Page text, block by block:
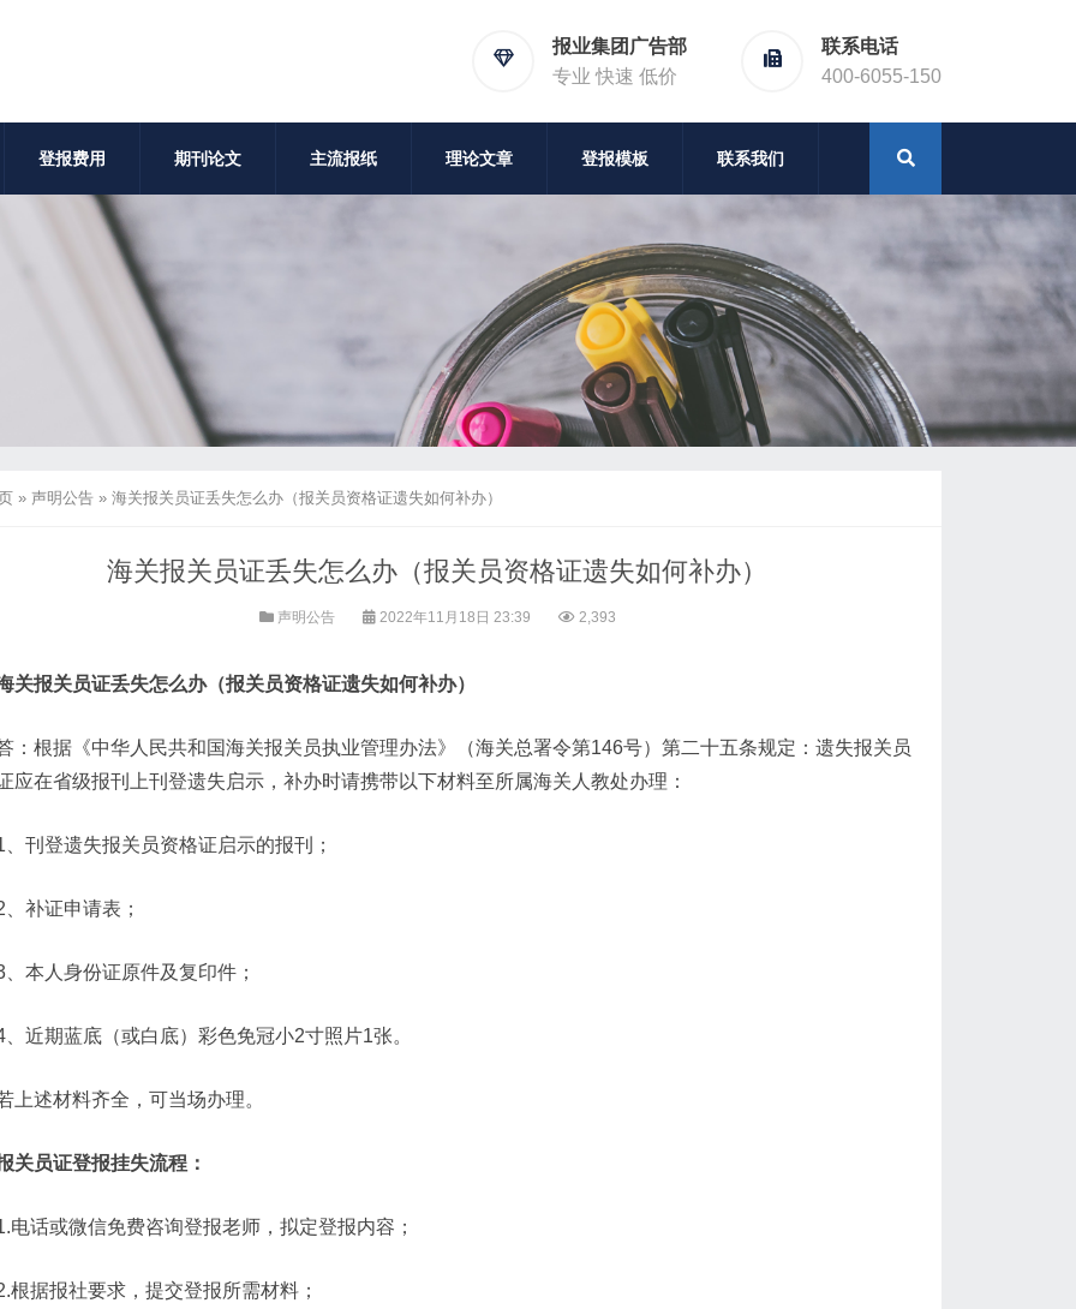
报业集团广告部
专业 快速 低价
联系电话
400-6055-150
登报费用 期刊论文 主流报纸 理论文章 登报模板 联系我们
» 声明公告 » 海关报关员证丢失怎么办（报关员资格证遗失如何补办）
海关报关员证丢失怎么办（报关员资格证遗失如何补办）
声明公告 2022年11月18日 23:39 2,393
关报关员证丢失怎么办（报关员资格证遗失如何补办）
：根据《中华人民共和国海关报关员执业管理办法》（海关总署令第146号）第二十五条规定：遗失报关员
应在省级报刊上刊登遗失启示，补办时请携带以下材料至所属海关人教处办理：
、刊登遗失报关员资格证启示的报刊；
、补证申请表；
、本人身份证原件及复印件；
、近期蓝底（或白底）彩色免冠小2寸照片1张。
上述材料齐全，可当场办理。
关员证登报挂失流程：
电话或微信免费咨询登报老师，拟定登报内容；
根据报社要求，提交登报所需材料；